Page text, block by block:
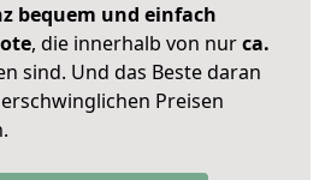
bequem und einfach
, die innerhalb von nurca.
sind. Und das Beste daran
Preisen